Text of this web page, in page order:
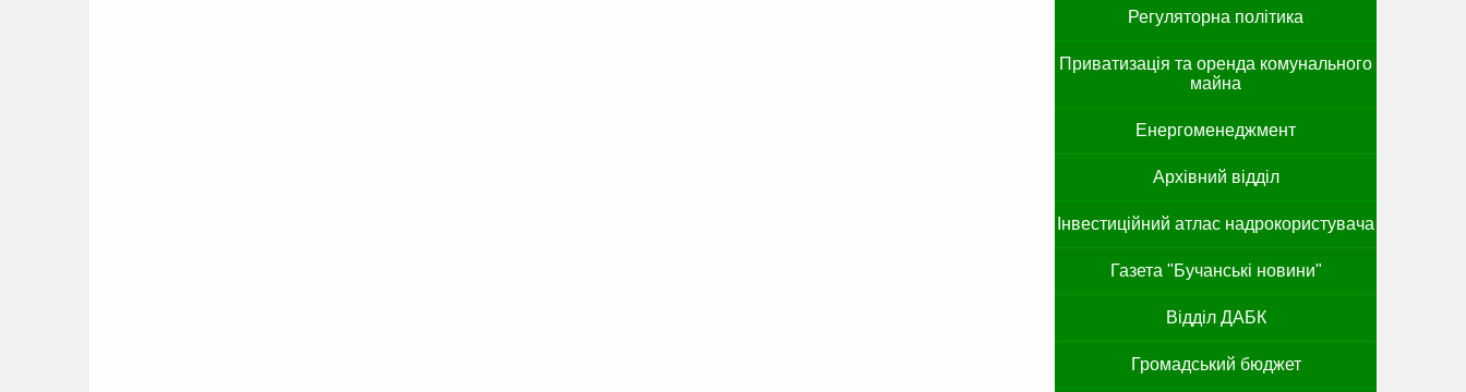
Регуляторна політика
Приватизація та оренда комунального
майна
Енергоменеджмент
Архівний відділ
Інвестиційний атлас надрокористувача
Газета "Бучанські новини"
Відділ ДАБК
Громадський бюджет